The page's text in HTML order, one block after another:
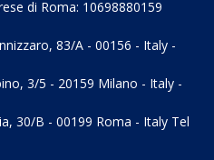
di Roma: 10698880159
83/A - 00156 - Italy -
3/5 - 20159 Milano - Italy -
30/B - 00199 Roma - Italy Tel